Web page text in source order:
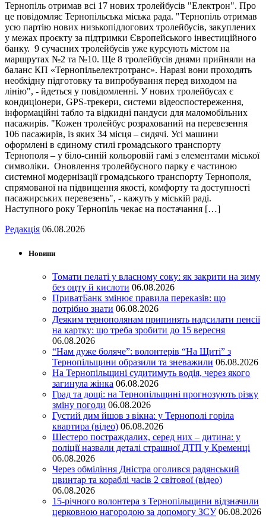
Тернопіль отримав всі 17 нових тролейбусів "Електрон". Про
це повідомляє Тернопільська міська рада. "Тернопіль отримав
усю партію нових низькопідлогових тролейбусів, закуплених
у межах проєкту за підтримки Європейського інвестиційного
банку. 9 сучасних тролейбусів уже курсують містом на
маршрутах №2 та №10. Ще 8 тролейбусів днями прийняли на
баланс КП «Тернопільелектротранс». Наразі вони проходять
необхідну підготовку та випробування перед виходом на
лінію", - йдеться у повідомленні. У нових тролейбусах є
кондиціонери, GPS-трекери, системи відеоспостереження,
інформаційні табло та відкидні пандуси для маломобільних
пасажирів. "Кожен тролейбус розрахований на перевезення
106 пасажирів, із яких 34 місця – сидячі. Усі машини
оформлені в єдиному стилі громадського транспорту
Тернополя – у біло-синій кольоровій гамі з елементами міської
символіки. Оновлення тролейбусного парку є частиною
системної модернізації громадського транспорту Тернополя,
спрямованої на підвищення якості, комфорту та доступності
пасажирських перевезень", - кажуть у міській раді.
Наступного року Тернопіль чекає на постачання […]
Редакція 06.08.2026
Новини
Томати пелаті у власному соку: як закрити на зиму
без оцту й кислоти 06.08.2026
ПриватБанк змінює правила переказів: що
потрібно знати 06.08.2026
Деяким тернополянам припинять надсилати пенсії
на картку: що треба зробити до 15 вересня
06.08.2026
“Нам дуже боляче”: волонтерів “На Щиті” з
Тернопільщини образили та зневажили 06.08.2026
На Тернопільщині судитимуть водія, через якого
загинула жінка 06.08.2026
Град та дощі: на Тернопільщині прогнозують різку
зміну погоди 06.08.2026
Густий дим йшов з вікна: у Тернополі горіла
квартира (відео) 06.08.2026
Шестеро постраждалих, серед них – дитина: у
поліції назвали деталі страшної ДТП у Кременці
06.08.2026
Через обміління Дністра оголився радянський
цвинтар та кораблі часів 2 світової (відео)
06.08.2026
15-річного волонтера з Тернопільщини відзначили
церковною нагородою за допомогу ЗСУ 06.08.2026